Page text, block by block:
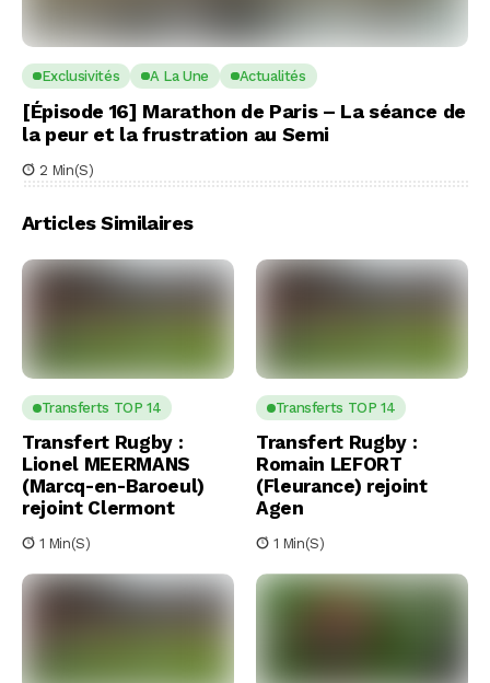
Exclusivités A La Une Actualités
[Épisode 16] Marathon de Paris – La séance de
la peur et la frustration au Semi
2 Min(s)
Articles Similaires
Transferts TOP 14
Transfert Rugby :
Lionel MEERMANS
(Marcq-en-Baroeul)
rejoint Clermont
1 Min(s)
Transferts TOP 14
Transfert Rugby :
Romain LEFORT
(Fleurance) rejoint
Agen
1 Min(s)